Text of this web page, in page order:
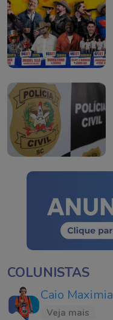
COLUNISTAS
Caio
Veja mais